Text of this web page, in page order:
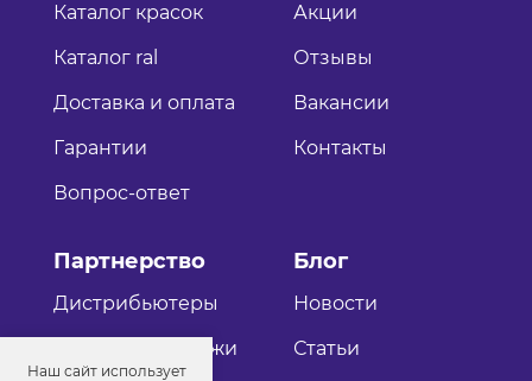
Каталог красок
Каталог ral
Доставка и оплата
Гарантии
Вопрос-ответ
Акции
Отзывы
Вакансии
Контакты
Партнерство
Дистрибьютеры
Оптовые продажи
Блог
Новости
Статьи
Наш сайт использует